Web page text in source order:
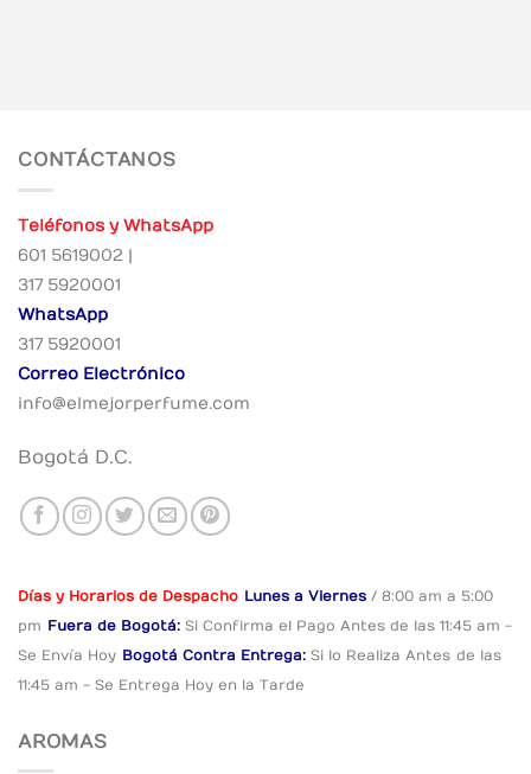
CONTÁCTANOS
Teléfonos y WhatsApp
601 5619002 |
317 5920001
WhatsApp
317 5920001
Correo Electrónico
info@elmejorperfume.com
Bogotá D.C.
Días y Horarios de Despacho Lunes a Viernes / 8:00 am a 5:00
pm Fuera de Bogotá: Si Confirma el Pago Antes de las 11:45 am -
Se Envía Hoy Bogotá Contra Entrega: Si lo Realiza Antes de las
11:45 am - Se Entrega Hoy en la Tarde
AROMAS